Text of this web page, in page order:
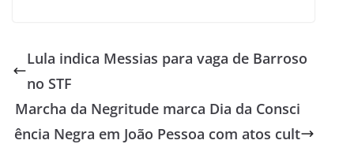
Lula indica Messias para vaga de Barroso
no STF
Marcha da Negritude marca Dia da Consci
ência Negra em João Pessoa com atos cult